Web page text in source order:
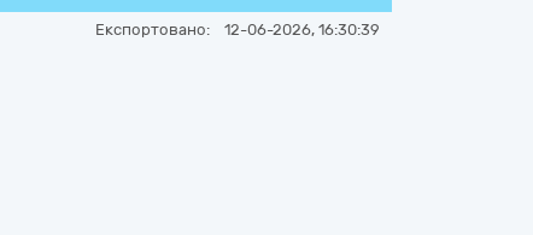
Експортовано: 12-06-2026, 16:30:39